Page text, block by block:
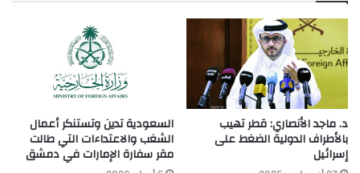
د. ماجد الأنصاري: قطر تهيب
بالأطراف الدولية الضغط على
إسرائيل
السعودية تدين وتستنكر أعمال
الشغب والاعتداءات التي طالت
مقر سفارة الإمارات في دمشق